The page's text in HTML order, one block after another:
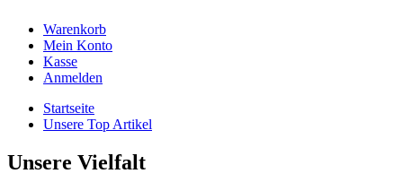
Warenkorb
Mein Konto
Kasse
Anmelden
Startseite
Unsere Top Artikel
Unsere Vielfalt